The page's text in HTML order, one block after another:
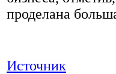
проделана
Источник